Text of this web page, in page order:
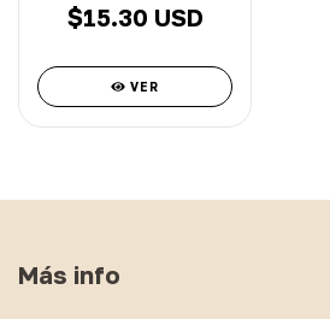
$15.30 USD
VER
Más info